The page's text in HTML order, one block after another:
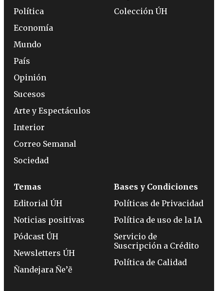
Política
Economía
Mundo
País
Opinión
Sucesos
Arte y Espectáculos
Interior
Correo Semanal
Sociedad
Colección ÚH
Temas
Editorial ÚH
Noticias positivas
Pódcast ÚH
Newsletters ÚH
Ñandejara Ñe’ẽ
Bases y Condiciones
Políticas de Privacidad
Política de uso de la IA
Servicio de
Suscripción a Crédito
Política de Calidad